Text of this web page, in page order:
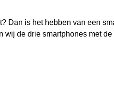
Dan is het hebben van een
wij de drie smartphones met de